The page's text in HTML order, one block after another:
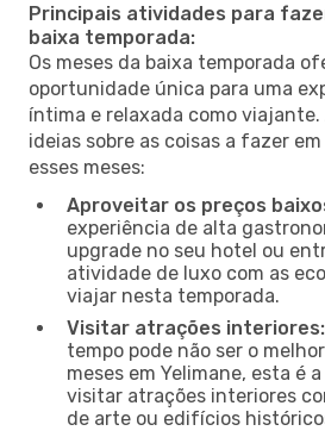
Principais atividades para
baixa temporada:
Os meses da baixa temporada
oportunidade única para uma
íntima e relaxada como
ideias sobre as coisas a fazer
esses meses:
Aproveitar os preços
experiência de alta
upgrade no seu hotel ou
atividade de luxo com as
viajar nesta temporada.
Visitar atrações interiores:
tempo pode não ser o
meses em Yelimane, esta é
visitar atrações interiores
de arte ou edifícios